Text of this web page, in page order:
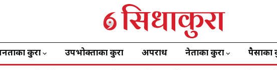
कुरा उपभोक्ताका कुरा अपराध नेताका कुरा पैसाका